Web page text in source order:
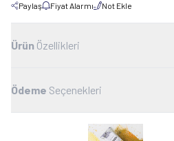
Paylaş Fiyat Alarmı Not Ekle
Ürün Özellikleri
Ödeme Seçenekleri